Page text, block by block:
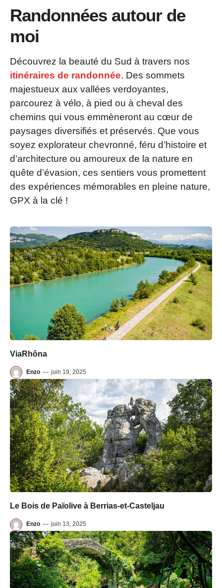
Randonnées autour de
moi
Découvrez la beauté du Sud à travers nos
itinéraires de randonnée. Des sommets
majestueux aux vallées verdoyantes,
parcourez à vélo, à pied ou à cheval des
chemins qui vous emmèneront au cœur de
paysages diversifiés et préservés. Que vous
soyez explorateur chevronné, féru d’histoire et
d’architecture ou amoureux de la nature en
quête d’évasion, ces sentiers vous promettent
des expériences mémorables en pleine nature,
GPX à la clé !
ViaRhôna
Enzo — juin 19, 2025
Le Bois de Païolive à Berrias-et-Casteljau
Enzo — juin 13, 2025